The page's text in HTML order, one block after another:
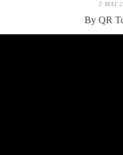
2 MAI
By QR